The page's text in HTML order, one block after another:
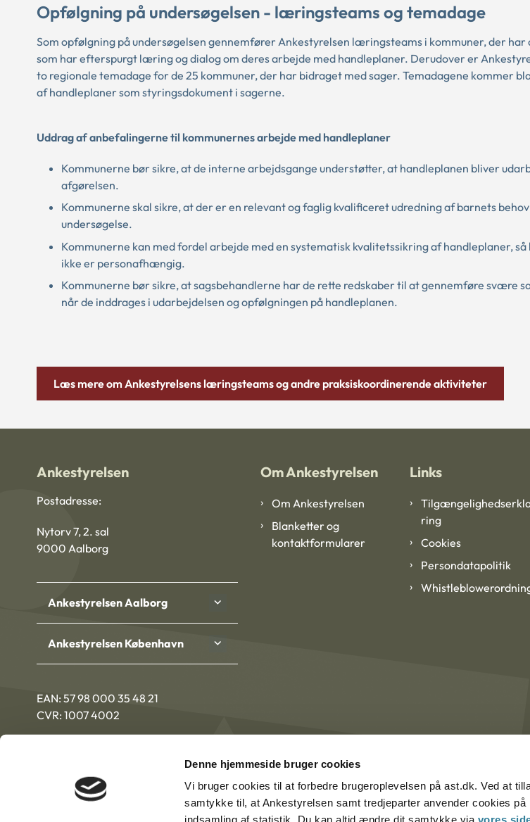
Denne hjemmeside bruger cookies
Vi bruger cookies til at forbedre brugeroplevelsen på ast.dk. Ved at
samtykke til, at Ankestyrelsen samt tredjeparter anvender cookies på
indsamling af statistik. Du kan altid ændre dit samtykke via vores
Opfølgning på undersøgelsen - læringsteams og temadage
Som opfølgning på undersøgelsen gennemfører Ankestyrelsen læringsteams i kommuner, der har
som har efterspurgt læring og dialog om deres arbejde med handleplaner. Derudover er
to regionale temadage for de 25 kommuner, der har bidraget med sager. Temadagene kommer
af handleplaner som styringsdokument i sagerne.
Uddrag af anbefalingerne til kommunernes arbejde med handleplaner
Kommunerne bør sikre, at de interne arbejdsgange understøtter, at handleplanen bliver
afgørelsen.
Kommunerne skal sikre, at der er en relevant og faglig kvalificeret udredning af barnets
undersøgelse.
Kommunerne kan med fordel arbejde med en systematisk kvalitetssikring af handleplaner,
ikke er personafhængig.
Kommunerne bør sikre, at sagsbehandlerne har de rette redskaber til at gennemføre svære
når de inddrages i udarbejdelsen og opfølgningen på handleplanen.
Læs mere om Ankestyrelsens læringsteams og andre praksiskoordinerende aktiviteter
Ankestyrelsen
Postadresse:
Nytorv 7, 2. sal
9000 Aalborg
Ankestyrelsen Aalborg
Ankestyrelsen København
EAN: 57 98 000 35 48 21
CVR: 1007 4002
Om Ankestyrelsen
Om Ankestyrelsen
Blanketter og
kontaktformularer
Links
ring
Cookies
Persondatapolitik